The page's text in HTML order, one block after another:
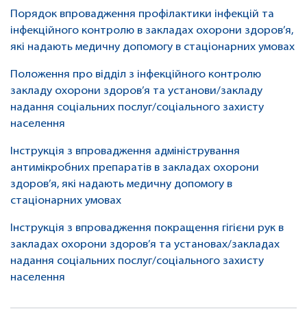
Порядок впровадження профілактики інфекцій та
інфекційного контролю в закладах охорони здоров’я,
які надають медичну допомогу в стаціонарних умовах
Положення про відділ з інфекційного контролю
закладу охорони здоров’я та установи/закладу
надання соціальних послуг/соціального захисту
населення
Інструкція з впровадження адміністрування
антимікробних препаратів в закладах охорони
здоров’я, які надають медичну допомогу в
стаціонарних умовах
Інструкція з впровадження покращення гігієни рук в
закладах охорони здоров’я та установах/закладах
надання соціальних послуг/соціального захисту
населення